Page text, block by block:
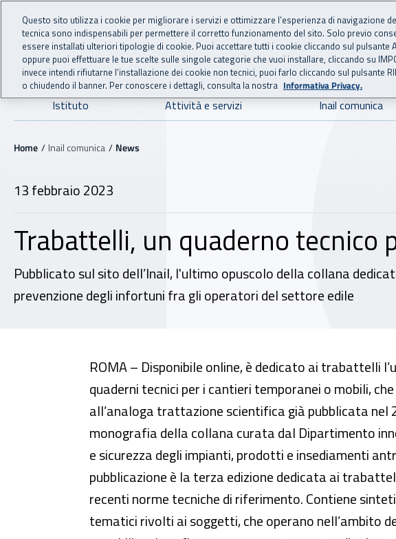
Vai al menu principale
Vai al contenuto principale
INAIL - Istituto Nazionale per
Navigazione principale
Istituto Attività e servizi Inail comunica
Navigazione - Ti trovi in:
Home Inail comunica News
13 febbraio 2023
Trabattelli, un quaderno tecnico
Pubblicato sul sito dell’Inail, l'ultimo opuscolo della collana
prevenzione degli infortuni fra gli operatori del settore edile
Trabattelli, un quaderno tecnico per usarli
ROMA – Disponibile online, è dedicato ai trabattelli
quaderni tecnici per i cantieri temporanei o mobili,
all’analoga trattazione scientifica già pubblicata nel
monografia della collana curata dal Dipartimento
e sicurezza degli impianti, prodotti e insediamenti
pubblicazione è la terza edizione dedicata ai
recenti norme tecniche di riferimento. Contiene
tematici rivolti ai soggetti, che operano nell’ambito
Questo sito utilizza i cookie per migliorare i servizi e ottimizzare l’esperienza di navigazione
tecnica sono indispensabili per permettere il corretto funzionamento del sito. Solo previo
essere installati ulteriori tipologie di cookie. Puoi accettare tutti i cookie cliccando sul pulsante
oppure puoi effettuare le tue scelte sulle singole categorie che vuoi installare, cliccando su
invece intendi rifiutarne l’installazione dei cookie non tecnici, puoi farlo cliccando sul pulsante
o chiudendo il banner. Per conoscere i dettagli, consulta la nostra Informativa Privacy.